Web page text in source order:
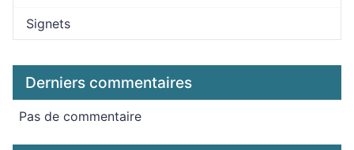
Signets
Derniers commentaires
Pas de commentaire